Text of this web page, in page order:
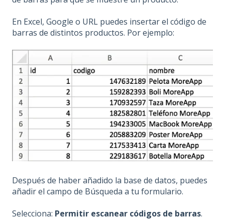
En Excel, Google o URL puedes insertar el código de
barras de distintos productos. Por ejemplo:
Después de haber añadido la base de datos, puedes
añadir el campo de Búsqueda a tu formulario.
Selecciona: Permitir escanear códigos de barras.